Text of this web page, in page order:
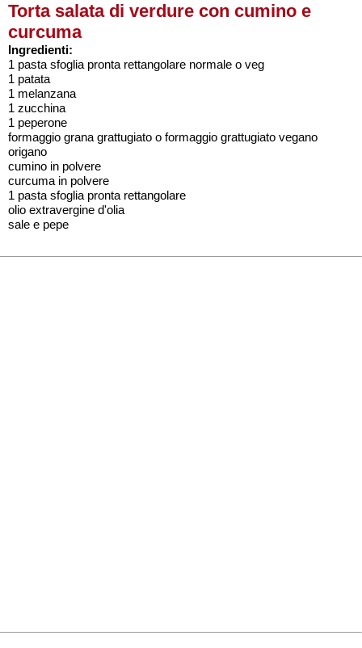
Torta salata di verdure con cumino e
curcuma
Ingredienti:
1 pasta sfoglia pronta rettangolare normale o veg
1 patata
1 melanzana
1 zucchina
1 peperone
formaggio grana grattugiato o formaggio grattugiato vegano
origano
cumino in polvere
curcuma in polvere
1 pasta sfoglia pronta rettangolare
olio extravergine d'olia
sale e pepe